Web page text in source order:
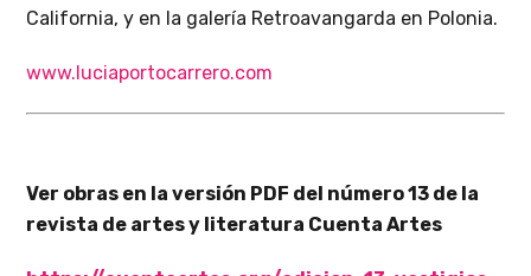
California, y en la galería Retroavangarda en Polonia.
www.luciaportocarrero.com
Ver obras en la versión PDF del número 13 de la
revista de artes y literatura Cuenta Artes